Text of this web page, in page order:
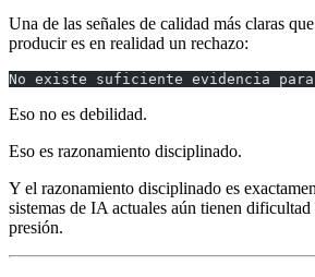
Una de las señales de calidad más claras
producir es en realidad un rechazo:
No existe suficiente evidencia
Eso no es debilidad.
Eso es razonamiento disciplinado.
Y el razonamiento disciplinado es
sistemas de IA actuales aún tienen
presión.